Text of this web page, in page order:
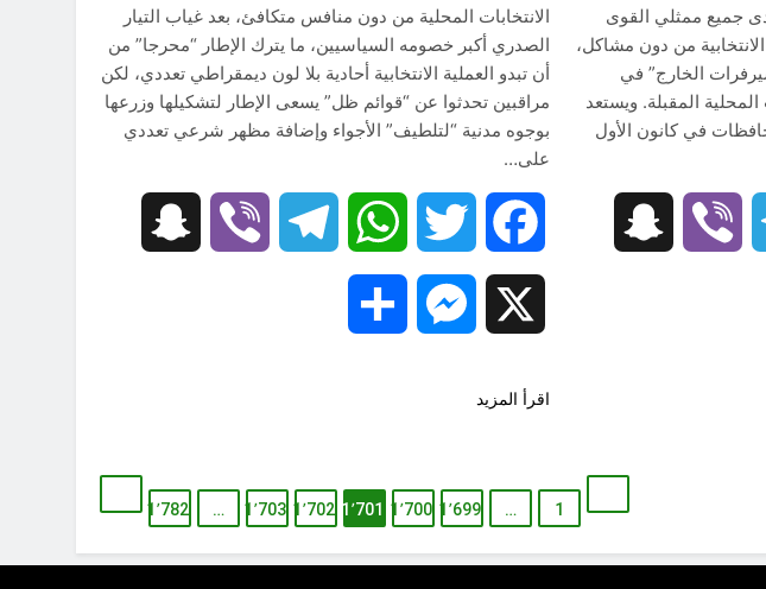
جميع ممثلي القوى
من دون مشاكل،
الخارج” في
المقبلة. ويستعد
في كانون الأول
Telegram
Viber
Snapchat
الانتخابات المحلية من دون منافس متكافئ، بعد غياب التيار
الصدري أكبر خصومه السياسيين، ما يترك الإطار “محرجا” من
أن تبدو العملية الانتخابية أحادية بلا لون ديمقراطي تعددي، لكن
مراقبين تحدثوا عن “قوائم ظل” يسعى الإطار لتشكيلها وزرعها
بوجوه مدنية “لتلطيف” الأجواء وإضافة مظهر شرعي تعددي
على…
Facebook
Twitter
WhatsApp
Telegram
Viber
Messenger
اقرأ المزيد
1
… 1٬699 1٬700 1٬701 1٬702 1٬703 … 1٬782